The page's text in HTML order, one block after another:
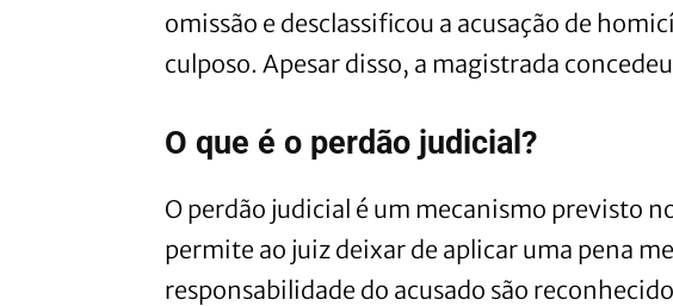
omissão e desclassificou a acusação de
culposo. Apesar disso, a magistrada
O que é o perdão judicial?
O perdão judicial é um mecanismo previsto
permite ao juiz deixar de aplicar uma pena
responsabilidade do acusado são